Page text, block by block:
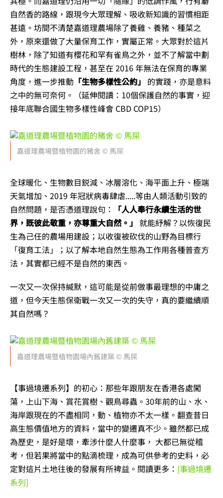
自然香的路線，跟現今大眾理解、吸收新知識的習慣相距
甚遠。坊間不清楚嘉道理農場除了養雞、養豬、種菜之
外，原來還做了大量保育工作，實屬正常。大眾對於這片
樹林，除了知道有櫻花和罕有雀鳥之外，並不了解當中劃
時代的生態建設工程，甚至在 2016 年無法在保育的專業
角度，進一步推動 「生物多樣性公約」 的實踐，亦是意料
之中的無可奈何。
（延伸閱讀：10個保護自然的事實，迎
接年底聯合國生物多樣性峰會 CBD COP15）
嘉道理農場暨植物園的豬舍 © 馬屎
全球暖化、生物數目鋭減、冰層溶化、海平面上升、極端
天氣增加、2019 年冠狀病毒肆虐.....等由人類活動引致的
自然問題，是否憑道理說句：
「人人奉行永續生活的世
界，既彼此敬重，亦尊重大自然。」 就能紓解？以恢復民
生為己任的農場用建設；以收復被砍伐的山野為目標行
「復育工法」；以了解本地自然生態為工作用各種普查方
法，其實都已經不是自然的東西。
一次又一次保持緘默，這可能是從前做事最理想的中庸之
道，但今天生態保衛戰一次又一次的失守，真的要繼續順
其自然嗎？
嘉道理農場暨植物園場內舊建築 © 馬屎
【事過境遷系列】的初心：那些年跟朋友在香港各處闖
蕩，上山下海、賞花賞樹、觀鳥尋蟲。30年前的山、水、
海岸跟現在的不盡相同，動、植物亦不太一樣。翻查昔日
高生態價值地方的資料，當中的變遷真不少。雖然都已成
為歷史，是好是壞，牽涉什麼人什麼事， 大都已無從稽
考，但若果將當中的點滴梳理，成為可供參考的史料，必
定對這片土地往後的發展有所裨益。閱讀更多： [事過境遷
系列]